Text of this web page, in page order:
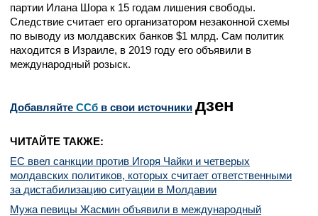
партии Илана Шора к 15 годам лишения свободы.
Следствие считает его организатором незаконной схемы
по выводу из молдавских банков $1 млрд. Сам политик
находится в Израиле, в 2019 году его объявили в
международный розыск.
Добавляйте CСб в свои источники дзен
ЧИТАЙТЕ ТАКЖЕ:
ЕС ввел санкции против Игоря Чайки и четверых
молдавских политиков, которых считает ответственными
за дистабилизацию ситуации в Молдавии
Мужа певицы Жасмин объявили в международный